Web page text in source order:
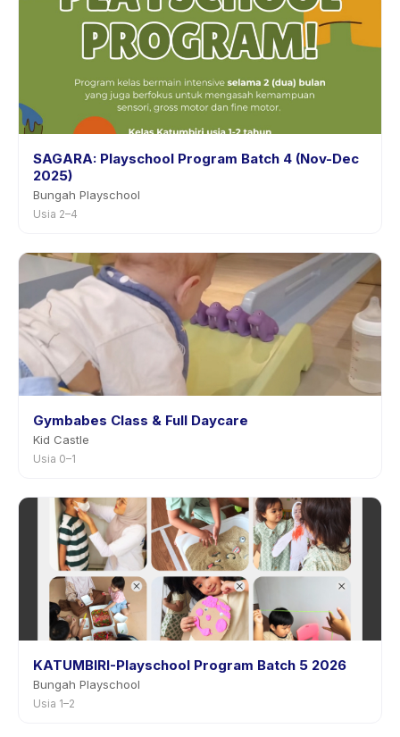
SAGARA: Playschool Program Batch 4 (Nov-Dec
2025)
Bungah Playschool
Usia 2–4
Gymbabes Class & Full Daycare
Kid Castle
Usia 0–1
KATUMBIRI-Playschool Program Batch 5 2026
Bungah Playschool
Usia 1–2